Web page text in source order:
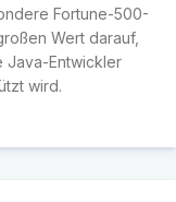
Fortune-500-
Wert darauf,
Java-Entwickler
wird.